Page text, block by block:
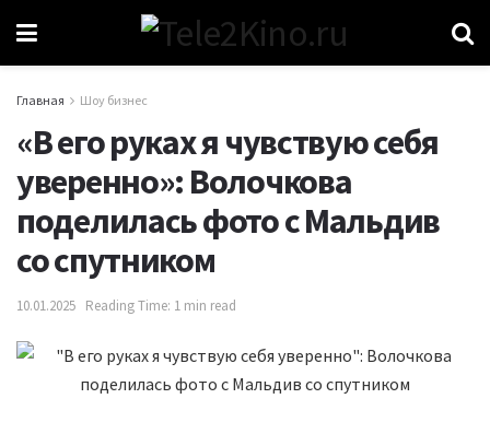
Главная Шоу бизнес
«В его руках я чувствую себя
уверенно»: Волочкова
поделилась фото с Мальдив
со спутником
10.01.2025 Reading Time: 1 min read